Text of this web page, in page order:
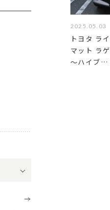
2025.05.03
トヨタ ラ
マット ラ
～ハイブ…